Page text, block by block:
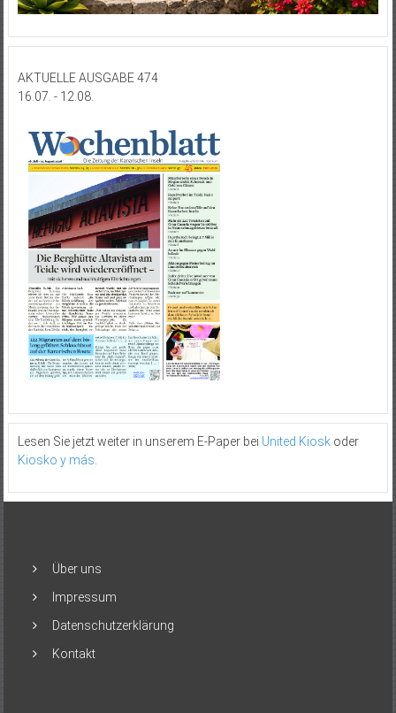
AKTUELLE AUSGABE 474
16.07. - 12.08.
Lesen Sie jetzt weiter in unserem E-Paper bei United Kioskoder
Kiosko y más.
Über uns
Impressum
Datenschutzerklärung
Kontakt